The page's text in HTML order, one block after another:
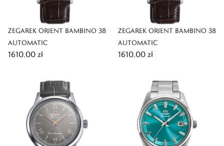
ZEGAREK ORIENT BAMBINO 38
AUTOMATIC
1610,00 zł
ZEGAREK ORIENT BAMBINO 38
AUTOMATIC
1610,00 zł